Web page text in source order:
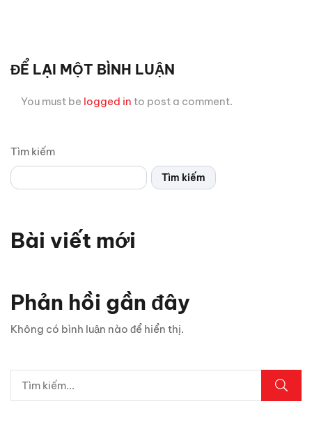
Tìm kiếm
Tìm kiếm
Bài viết mới
Chỉ 1 sợi cáp, Android Box Santek ST830 lột xác hoàn
toàn màn hình zin ô tô!
5 vị trí trên ô tô cần kiểm tra ngay sau mưa lớn
Phản hồi gần đây
Không có bình luận nào để hiển thị.
ĐỂ LẠI MỘT BÌNH LUẬN
You must be logged in to post a comment.